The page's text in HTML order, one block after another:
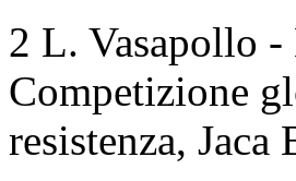
2 L. Vasapollo -
Competizione
resistenza,